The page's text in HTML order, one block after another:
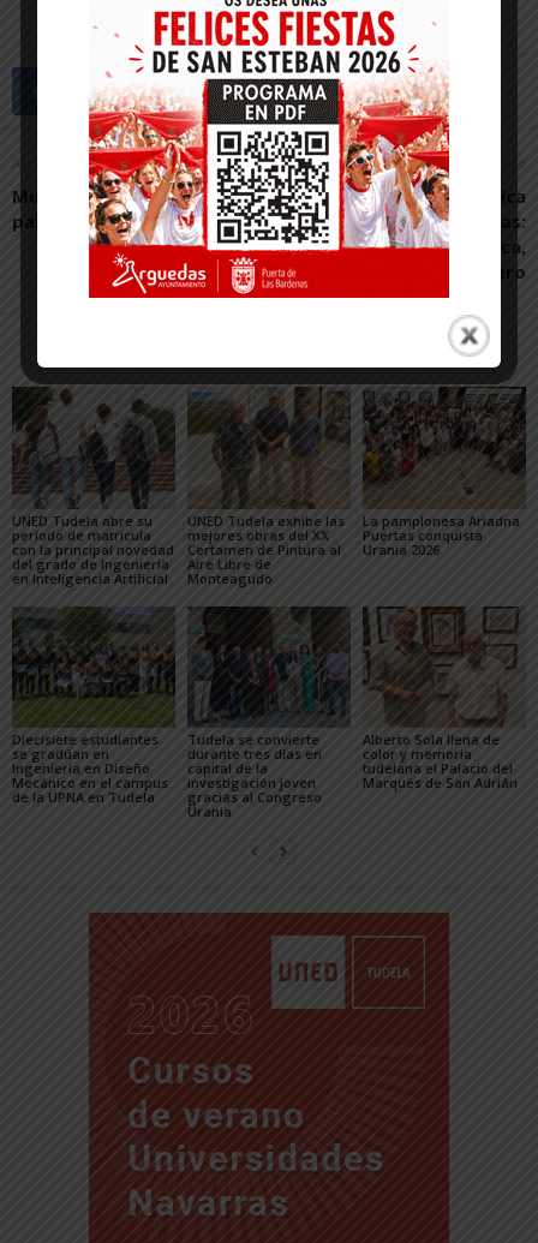
Artículo anterior
Murchante repartió rosas
para honrar a Santa Rita
Artículo siguiente
La cultura griega clásica
desde varias perspectivas:
contemporánea, histórica,
cultural y de género
UNED Tudela abre su
período de matrícula
con la principal novedad
del grado de Ingeniería
en Inteligencia Artificial
UNED Tudela exhibe las
mejores obras del XX
Certamen de Pintura al
Aire Libre de
Monteagudo
La pamplonesa Ariadna
Puertas conquista
Urania 2026
Diecisiete estudiantes
se gradúan en
Ingeniería en Diseño
Mecánico en el campus
de la UPNA en Tudela
Tudela se convierte
durante tres días en
capital de la
investigación joven
gracias al Congreso
Urania
Alberto Sola llena de
color y memoria
tudelana el Palacio del
Marqués de San Adrián